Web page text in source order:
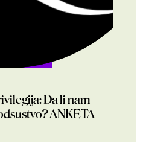
Da li nam
ANKETA